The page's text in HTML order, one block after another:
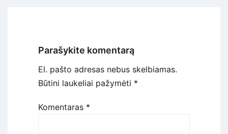
Parašykite komentarą
El. pašto adresas nebus skelbiamas.
Būtini laukeliai pažymėti *
Komentaras *